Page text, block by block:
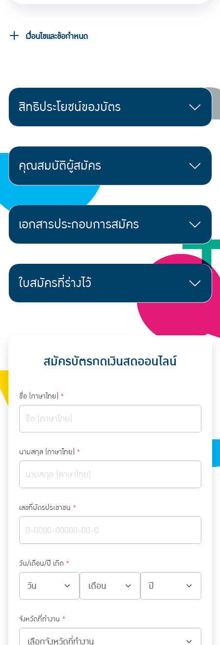
เงื่อนไขและข้อกำหนด
สิทธิประโยชน์ของบัตร
คุณสมบัติผู้สมัคร
เอกสารประกอบการสมัคร
ใบสมัครที่ร่างไว้
สมัครบัตรกดเงินสดออนไลน์
ชื่อ (ภาษาไทย) *
นามสกุล (ภาษาไทย) *
เลขที่บัตรประชาชน *
วัน/เดือน/ปี เกิด *
จังหวัดที่ทำงาน *